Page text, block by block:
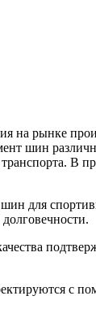
на рынке
шин
В
для
с